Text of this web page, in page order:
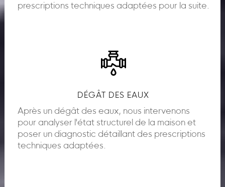
prescriptions techniques adaptées pour la suite.
DÉGÂT DES EAUX
Après un dégât des eaux, nous intervenons
pour analyser l'état structurel de la maison et
poser un diagnostic détaillant des prescriptions
techniques adaptées.